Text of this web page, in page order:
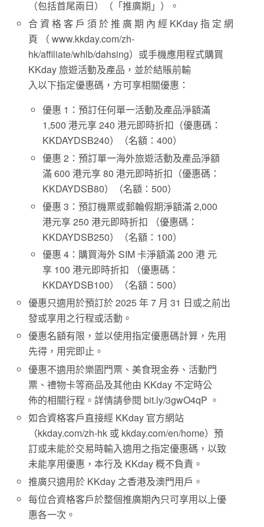
（包括首尾兩日）（「推廣期」）。
合 資 格 客 戶 須 於 推 廣 期 內 經 KKday 指 定 網
頁 （ www.kkday.com/zh-
hk/affiliate/whlb/dahsing）或手機應用程式購買
KKday 旅遊活動及產品，並於結賬前輸
入以下指定優惠碼，方可享相關優惠：
優惠 1：預訂任何單一活動及產品淨額滿
1,500 港元享 240 港元即時折扣（優惠碼：
KKDAYDSB240）（名額：400）
優惠 2：預訂單一海外旅遊活動及產品淨額
滿 600 港元享 80 港元即時折扣（優惠碼：
KKDAYDSB80）（名額：500）
優惠 3：預訂機票或郵輪假期淨額滿 2,000
港元享 250 港元即時折扣 （優惠碼：
KKDAYDSB250）（名額：100）
優惠 4：購買海外 SIM 卡淨額滿 200 港 元
享 100 港元即時折扣 （優惠碼：
KKDAYDSB100）（名額：500）
優惠只適用於預訂於 2025 年 7 月 31 日或之前出
發或享用之行程或活動。
優惠名額有限，並以使用指定優惠碼計算，先用
先得，用完即止。
優惠不適用於樂園門票、美食現金券、活動門
票、禮物卡等商品及其他由 KKday 不定時公
佈的相關行程。詳情請參閱 bit.ly/3gwO4qP 。
如合資格客戶直接經 KKday 官方網站
（kkday.com/zh-hk 或 kkday.com/en/home）預
訂或未能於交易時輸入適用之指定優惠碼，以致
未能享用優惠，本行及 KKday 概不負責。
推廣只適用於 KKday 之香港及澳門用戶。
每位合資格客戶於整個推廣期內只可享用以上優
惠各一次。